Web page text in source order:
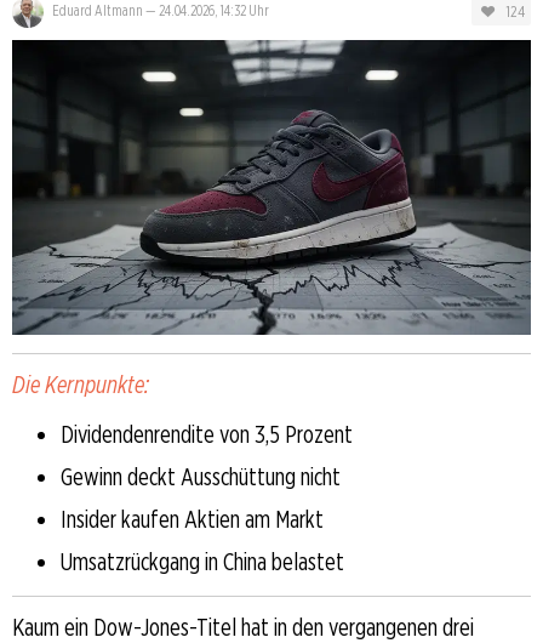
Eduard Altmann — 24.04.2026, 14:32 Uhr 124
Die Kernpunkte:
Dividendenrendite von 3,5 Prozent
Gewinn deckt Ausschüttung nicht
Insider kaufen Aktien am Markt
Umsatzrückgang in China belastet
Kaum ein Dow-Jones-Titel hat in den vergangenen drei